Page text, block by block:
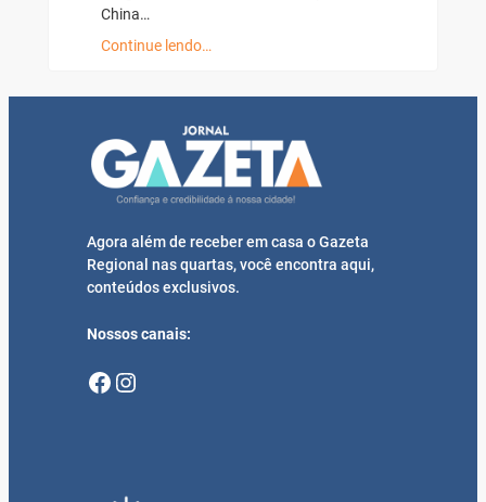
China…
Continue lendo…
Agora além de receber em casa o Gazeta
Regional nas quartas, você encontra aqui,
conteúdos exclusivos.
Nossos canais:
Facebook Instagram